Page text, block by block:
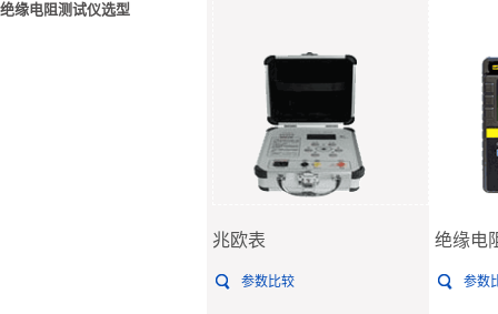
绝缘电阻测试仪选型
兆欧表
参数比较
绝缘电
参数